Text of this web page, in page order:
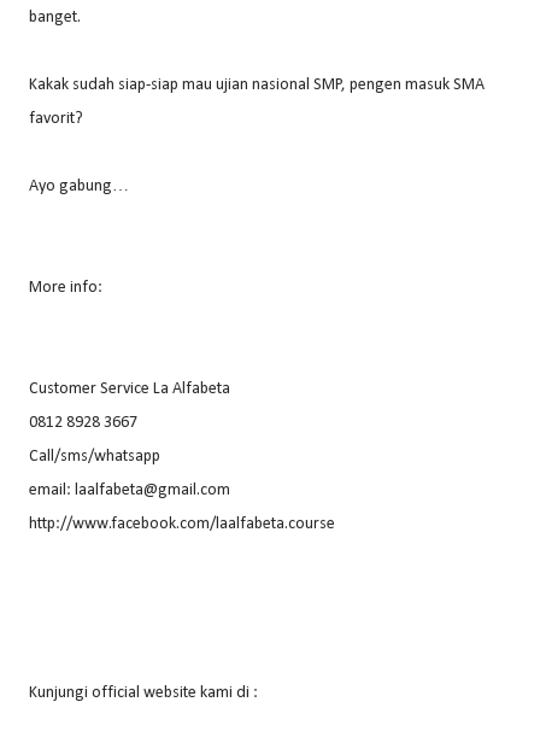
banget.
Kakak sudah siap-siap mau ujian nasional SMP, pengen masuk SMA
favorit?
Ayo gabung…
More info:
Customer Service La Alfabeta
0812 8928 3667
Call/sms/whatsapp
email: laalfabeta@gmail.com
http://www.facebook.com/laalfabeta.course
Kunjungi official website kami di :